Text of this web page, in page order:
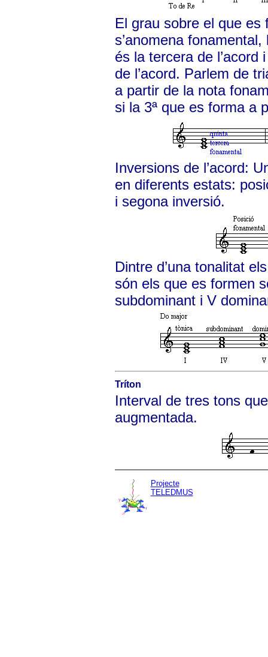
El grau sobre el que es
s’anomena
és la tercera de l’acord
de l’acord. Parlem de
a partir de la nota
si la 3ª que es forma a
Inversions de l’acord:
en diferents estats:
i segona inversió.
Dintre d’una tonalitat
són els que es formen
subdominant i V
Tríton
Interval de tres tons
augmentada.
Projecte
TELEDMUS